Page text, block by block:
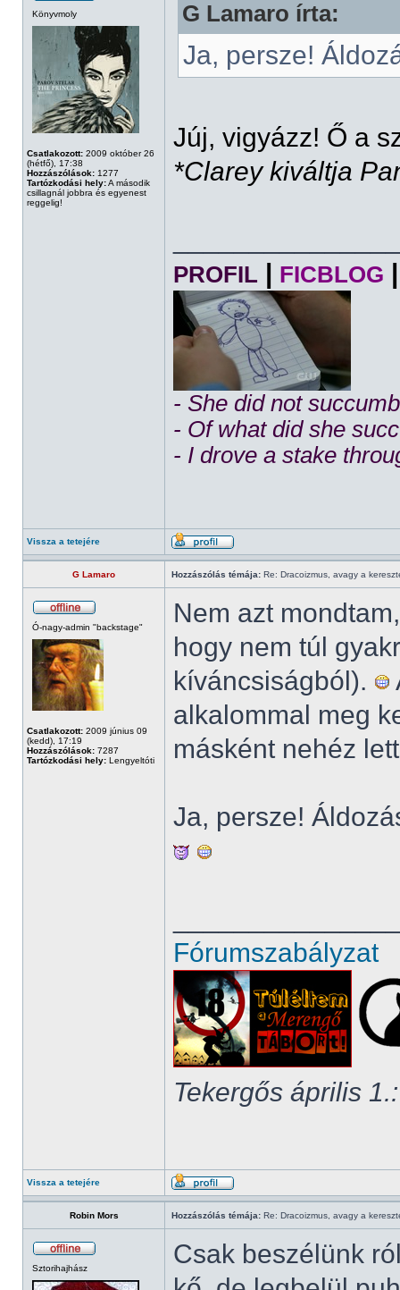
Könyvmoly
Csatlakozott: 2009 október 26
(hétfő), 17:38
Hozzászólások: 1277
Tartózkodási hely:A második
csillagnál jobbra és egyenest
reggelig!
G Lamaro írta:
Ja, persze!
Júj, vigyázz! Ő a
*Clarey kiváltja
PROFIL | FICBLOG |
- She did not
- Of what did she
- I drove a stake
Vissza a tetejére
G Lamaro Hozzászólás témája: Re: Dracoizmus, avagy a
Ó-nagy-admin "backstage"
Csatlakozott: 2009 június 09
(kedd), 17:19
Hozzászólások: 7287
Tartózkodási hely: Lengyeltóti
Nem azt
hogy nem túl
kíváncsiságból).
alkalommal meg
másként nehéz
Ja, persze!
Fórumszabályzat
Tekergős április 1.:
Vissza a tetejére
Robin Mors Hozzászólás témája: Re: Dracoizmus, avagy a
Sztorihajhász
Csak beszélünk